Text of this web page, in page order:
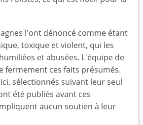
l'ont dénoncé comme étant
toxique et violent, qui les
et abusées. L'équipe de
fermement ces faits présumés.
sélectionnés suivant leur seul
été publiés avant ces
aucun soutien à leur